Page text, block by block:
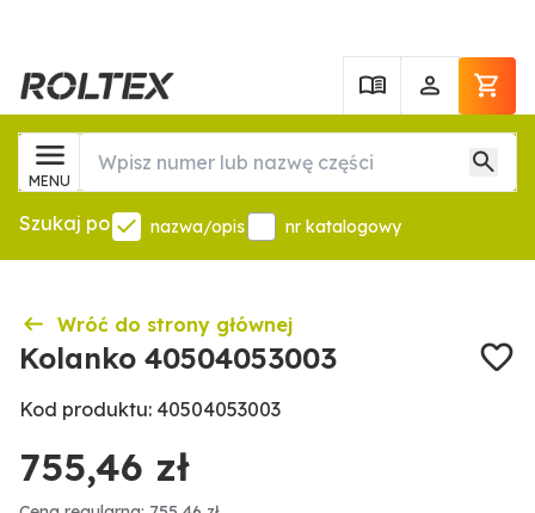
MENU
Szukaj po nazwa/opis nr katalogowy
Wróć do strony głównej
Kolanko 40504053003
Kod produktu: 40504053003
755,46 zł